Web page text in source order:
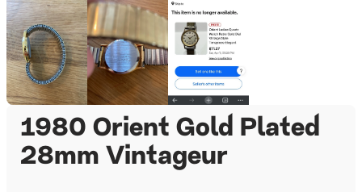
1980 Orient Gold Plated
28mm Vintageur